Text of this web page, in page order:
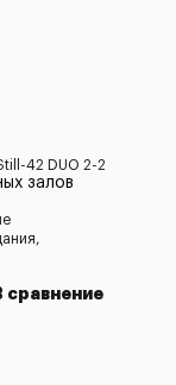
42 DUO 2-2
залов
сравнение